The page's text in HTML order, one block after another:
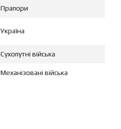
Прапори
Україна
Сухопутні війська
Механізовані війська